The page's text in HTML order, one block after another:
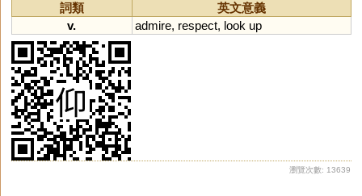
詞類
英文意義
v.
admire, respect, look up
瀏覽次數: 13639